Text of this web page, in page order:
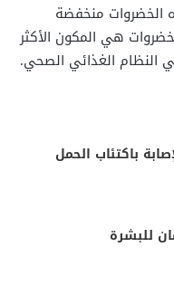
الخضروات منخفضة
هي المكون الأكثر
النظام الغذائي الصحي.
باكتئاب الحمل
للبشرة